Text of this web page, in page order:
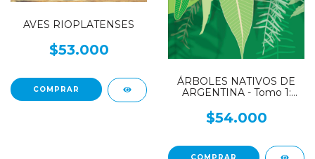
AVES RIOPLATENSES
$53.000
ÁRBOLES NATIVOS DE
ARGENTINA - Tomo 1:
$54.000